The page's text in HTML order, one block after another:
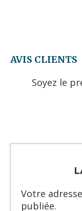
AVIS CLIENTS
Soyez le
Votre
publiée.